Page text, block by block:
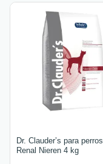
Dr. Clauder’s para perros
Renal Nieren 4 kg